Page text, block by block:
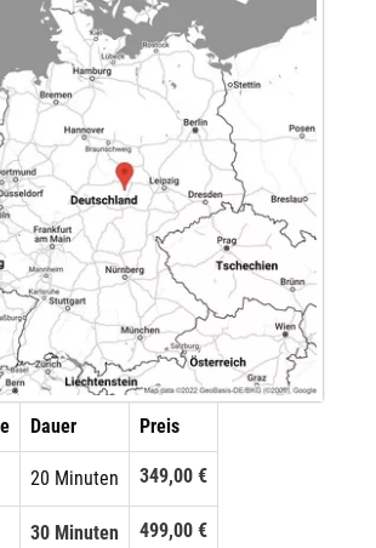
Dauer Preis
20 Minuten 349,00 €
30 Minuten 499,00 €